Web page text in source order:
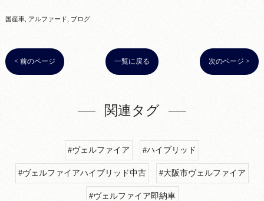
国産車 アルファード ブログ
< 前のページ 一覧に戻る 次のページ >
関連タグ
#ヴェルファイア #ハイブリッド
#ヴェルファイアハイブリッド中古 #大阪市ヴェルファイア
#ヴェルファイア即納車